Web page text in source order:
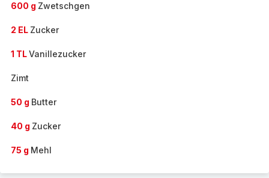
600 g Zwetschgen
2 EL Zucker
1 TLVanillezucker
Zimt
50 g Butter
40 g Zucker
75 g Mehl